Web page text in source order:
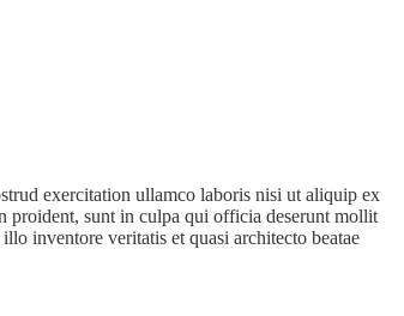
exercitation ullamco laboris nisi ut aliquip ex
proident, sunt in culpa qui officia deserunt mollit
inventore veritatis et quasi architecto beatae